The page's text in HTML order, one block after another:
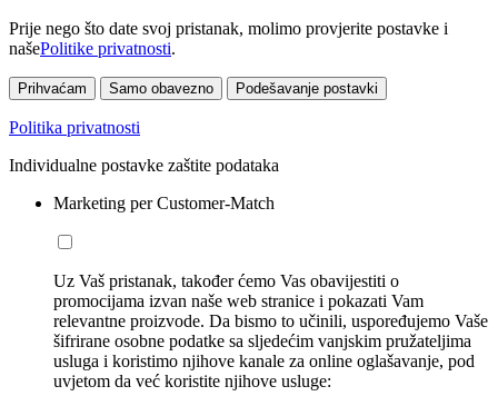
Prije nego što date svoj pristanak, molimo provjerite postavke i
našePolitike privatnosti.
Prihvaćam Samo obavezno Podešavanje postavki
Politika privatnosti
Individualne postavke zaštite podataka
Marketing per Customer-Match
Uz Vaš pristanak, također ćemo Vas obavijestiti o
promocijama izvan naše web stranice i pokazati Vam
relevantne proizvode. Da bismo to učinili, uspoređujemo Vaše
šifrirane osobne podatke sa sljedećim vanjskim pružateljima
usluga i koristimo njihove kanale za online oglašavanje, pod
uvjetom da već koristite njihove usluge: